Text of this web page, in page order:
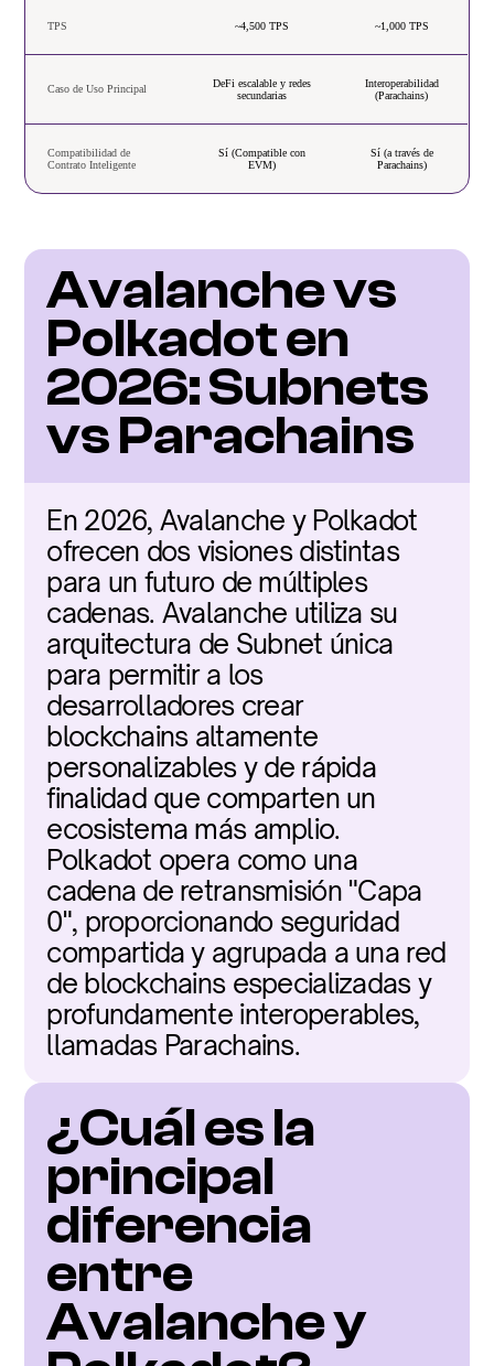
TPS ~4,500 TPS ~1,000 TPS
Caso de Uso Principal
DeFi escalable y redes
secundarias
Interoperabilidad
(Parachains)
Compatibilidad de
Contrato Inteligente
Sí (Compatible con
EVM)
Sí (a través de
Parachains)
Avalanche vs
Polkadot en
2026: Subnets
vs Parachains
En 2026, Avalanche y Polkadot
ofrecen dos visiones distintas
para un futuro de múltiples
cadenas. Avalanche utiliza su
arquitectura de Subnet única
para permitir a los
desarrolladores crear
blockchains altamente
personalizables y de rápida
finalidad que comparten un
ecosistema más amplio.
Polkadot opera como una
cadena de retransmisión "Capa
0", proporcionando seguridad
compartida y agrupada a una red
de blockchains especializadas y
profundamente interoperables,
llamadas Parachains.
¿Cuál es la
principal
diferencia
entre
Avalanche y